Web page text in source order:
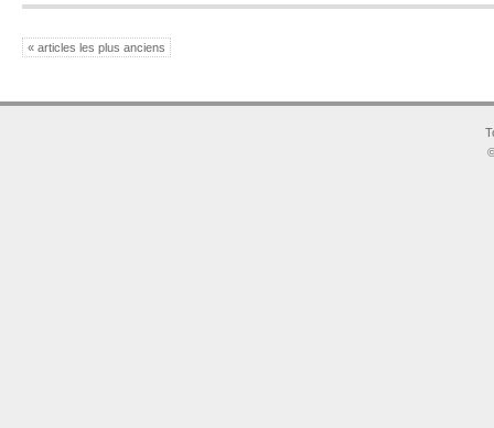
« articles les plus anciens